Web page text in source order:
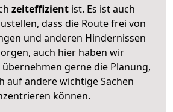
zeiteffizientist. Es ist auch
dass die Route frei von
und anderen Hindernissen
auch hier haben wir
gerne die Planung,
auf andere wichtige Sachen
können.